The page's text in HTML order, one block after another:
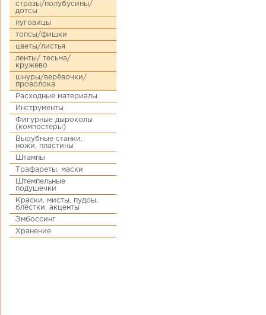
стразы/полубусины/
дотсы
пуговицы
топсы/фишки
цветы/листья
ленты/ тесьма/
кружево
шнуры/верёвочки/
проволока
Расходные материалы
Инструменты
Фигурные дыроколы
(компостеры)
Вырубные станки,
ножи, пластины
Штампы
Трафареты, маски
Штемпельные
подушечки
Краски, мисты, пудры,
блёстки, акценты
Эмбоссинг
Хранение